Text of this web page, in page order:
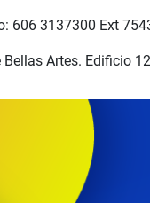
606 3137300 Ext
Bellas Artes. Edificio